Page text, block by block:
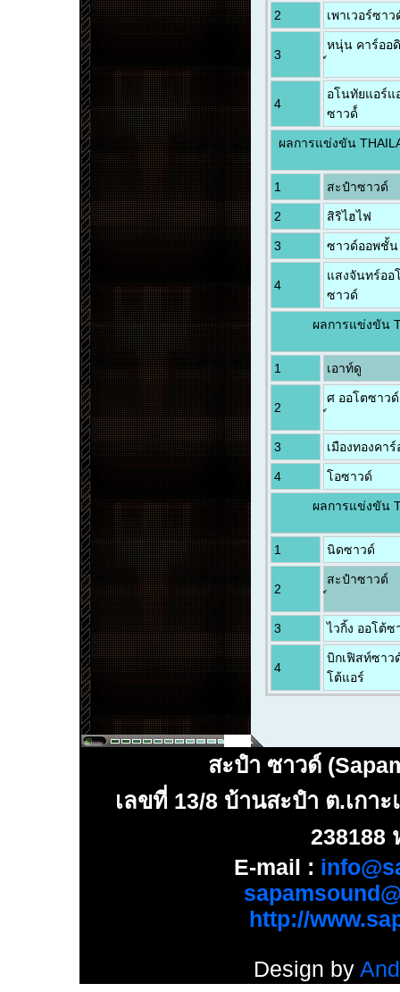
2 เพาเวอร์ซาว
3
หนุ่น คาร์ออ
4
อโนทัยแอร์แ
ซาวด์์
ผลการแข่งขัน
1 สะปำซาวด์
2 สิริไฮไฟ
3 ซาวด์ออพชั้น
4
แสงจันทร์ออ
ซาวด์
ผลการแข่งขัน
1 เอาท์ดู
2
ศ ออโตซาวด์
3 เมืองทองคา
4 โอซาวด์
ผลการแข่งขัน
1 นิดซาวด์
2
สะปำซาวด์
3 ไวกิ้ง ออโต้ซ
4
บิกเฟิสท์ซาว
โต้แอร์
สะปำ ซาวด์
เลขที่ 13/8 บ้านสะปำ ต.เกา
238188
E-mail :
http://
Design by